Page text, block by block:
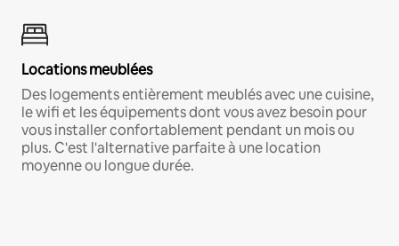
Locations meublées
Des logements entièrement meublés avec une cuisine,
le wifi et les équipements dont vous avez besoin pour
vous installer confortablement pendant un mois ou
plus. C'est l'alternative parfaite à une location
moyenne ou longue durée.